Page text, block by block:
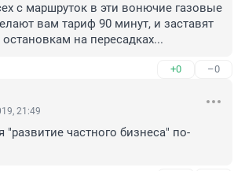
с маршруток в эти вонючие газовые
вам тариф 90 минут, и заставят
остановкам на пересадках...
+0 –0
21:49
"развитие частного бизнеса" по-